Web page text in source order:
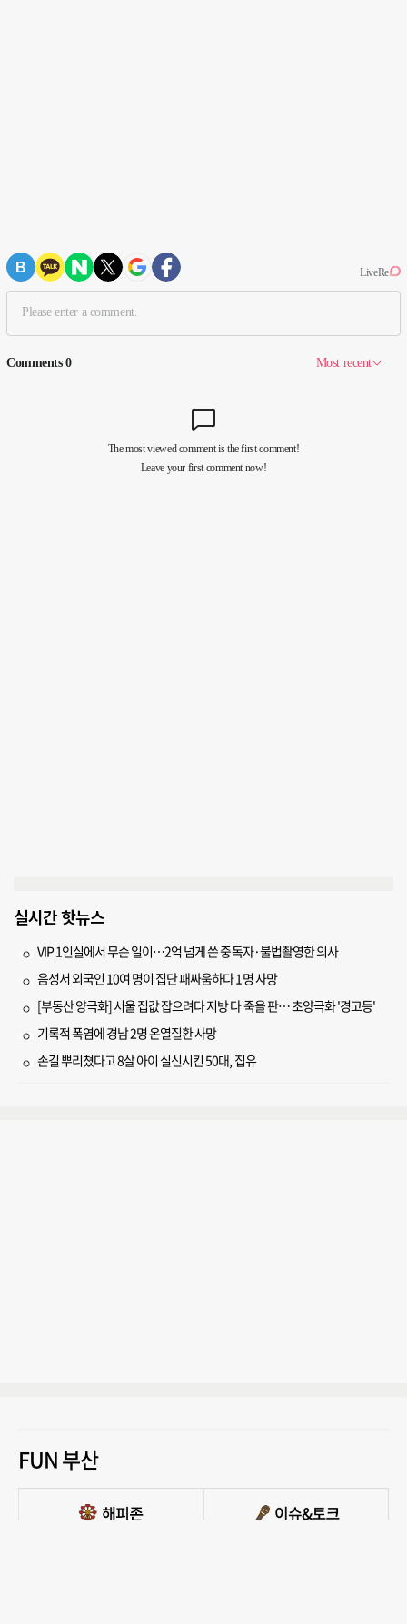
실시간 핫뉴스
VIP 1인실에서 무슨 일이…2억 넘게 쓴 중독자·불법촬영한 의사
음성서 외국인 10여 명이 집단 패싸움하다 1명 사망
[부동산 양극화] 서울 집값 잡으려다 지방 다 죽을 판… 초양극화 '경고등'
기록적 폭염에 경남 2명 온열질환 사망
손길 뿌리쳤다고 8살 아이 실신시킨 50대, 집유
FUN 부산